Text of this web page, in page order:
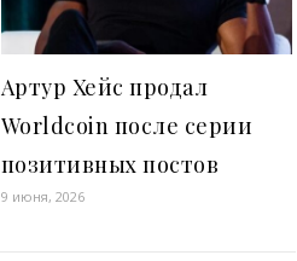
Артур Хейс продал
Worldcoin после серии
позитивных постов
9 июня, 2026